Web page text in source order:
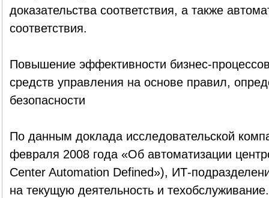
доказательства соответствия, а также
соответствия.
Повышение эффективности бизнес-
средств управления на основе правил,
безопасности
По данным доклада исследовательской
февраля 2008 года «Об автоматизации
Center Automation Defined»), ИТ-
на текущую деятельность и